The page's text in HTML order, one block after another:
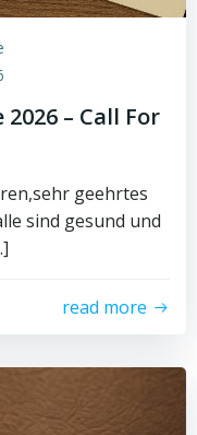
– Call For
geehrtes
sind gesund und
read more